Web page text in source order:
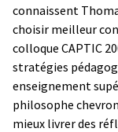
connaissent
choisir meilleur
colloque CAPTIC
stratégies
enseignement
philosophe
mieux livrer des